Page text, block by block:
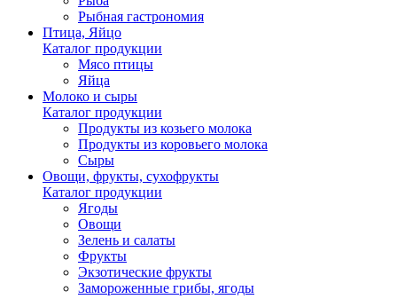
Рыбная гастрономия
Птица, Яйцо
Каталог продукции
Мясо птицы
Яйца
Молоко и сыры
Каталог продукции
Продукты из козьего молока
Продукты из коровьего молока
Сыры
Овощи, фрукты, сухофрукты
Каталог продукции
Ягоды
Овощи
Зелень и салаты
Фрукты
Экзотические фрукты
Замороженные грибы, ягоды